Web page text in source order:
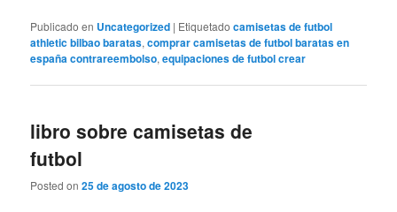
Publicado en Uncategorized | Etiquetado camisetas de futbol
athletic bilbao baratas,comprar camisetas de futbol baratas en
españa contrareembolso,equipaciones de futbol crear
libro sobre camisetas de
futbol
Posted on25 de agosto de 2023